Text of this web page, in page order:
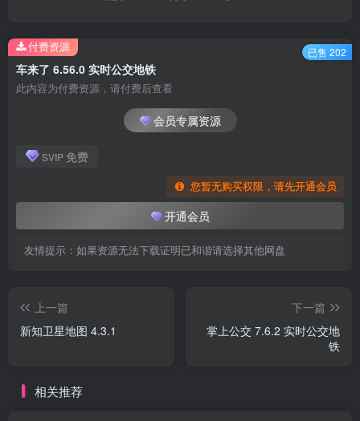
车来了 6.56.0 实时公交地铁
此内容为付费资源，请付费后查看
会员专属资源
SVIP 免费
您暂无购买权限，请先开通会员
开通会员
友情提示：如果资源无法下载证明已和谐请选择其他网盘
付费资源 已售 202
上一篇
新知卫星地图 4.3.1
下一篇
掌上公交 7.6.2 实时公交地
铁
相关推荐